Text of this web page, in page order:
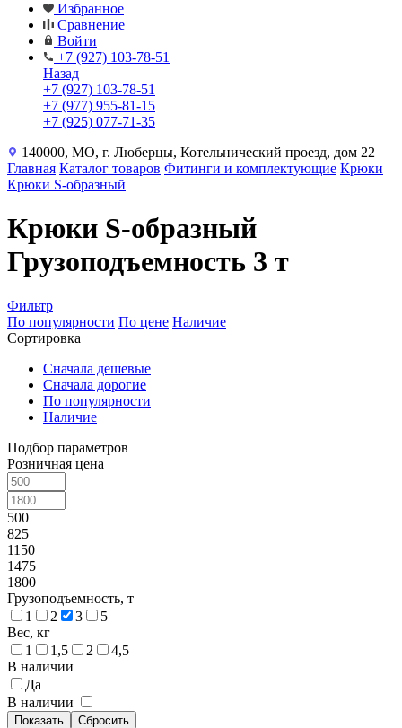
Избранное
Сравнение
Войти
+7 (927) 103-78-51
Назад
+7 (927) 103-78-51
+7 (977) 955-81-15
+7 (925) 077-71-35
140000, МО, г. Люберцы, Котельнический проезд, дом 22
Главная Каталог товаров Фитинги и комплектующие Крюки
Крюки S-образный
Крюки S-образный
Грузоподъемность 3 т
Фильтр
По популярности По цене Наличие
Сортировка
Сначала дешевые
Сначала дорогие
По популярности
Наличие
Подбор параметров
Розничная цена
500
825
1150
1475
1800
Грузоподъемность, т
1
2 3
5
Вес, кг
1
1,5 2
4,5
В наличии
Да
В наличии